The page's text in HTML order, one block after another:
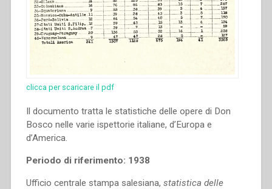
clicca per scaricare il pdf
Il documento tratta le statistiche delle opere di Don
Bosco nelle varie ispettorie italiane, d’Europa e
d’America.
Periodo di riferimento: 1938
Ufficio centrale stampa salesiana, statistica delle